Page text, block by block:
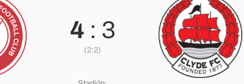
4 : 3
(2:2)